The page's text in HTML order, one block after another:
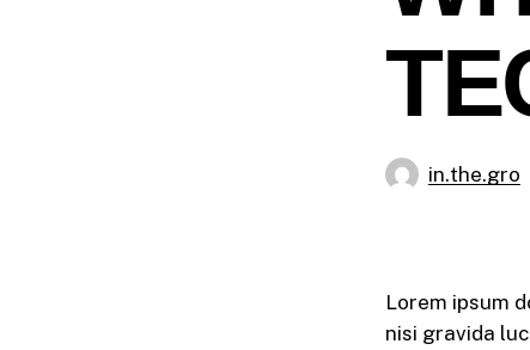
in.the.gro
Lorem ipsum
nisi gravida